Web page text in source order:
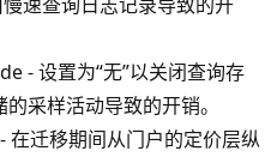
- 设置为“无”以关闭查询存
采样活动导致的开销。
迁移期间从门户的定价层纵